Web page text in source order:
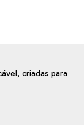
criadas para